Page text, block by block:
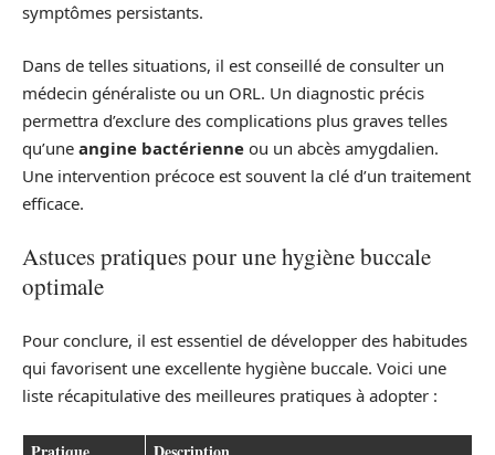
symptômes persistants.
Dans de telles situations, il est conseillé de consulter un
médecin généraliste ou un ORL. Un diagnostic précis
permettra d’exclure des complications plus graves telles
qu’une angine bactérienne ou un abcès amygdalien.
Une intervention précoce est souvent la clé d’un traitement
efficace.
Astuces pratiques pour une hygiène buccale
optimale
Pour conclure, il est essentiel de développer des habitudes
qui favorisent une excellente hygiène buccale. Voici une
liste récapitulative des meilleures pratiques à adopter :